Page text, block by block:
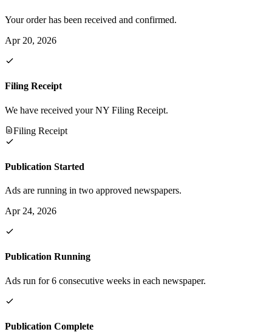
Your order has been received and confirmed.
Apr 20, 2026
Filing Receipt
We have received your NY Filing Receipt.
Filing Receipt
Publication Started
Ads are running in two approved newspapers.
Apr 24, 2026
Publication Running
Ads run for 6 consecutive weeks in each newspaper.
Publication Complete